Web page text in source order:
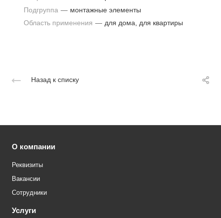
Подгруппа — монтажные элементы
Область применения — для дома, для квартиры
Назад к списку
О компании
Реквизиты
Вакансии
Сотрудники
Услуги